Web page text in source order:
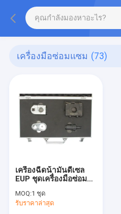
เครื่องมือซ่อมแซม (73)
เครื่องฉีดน้ํามันดีเซล
EUP ชุดเครื่องมือซ่อมบํา
MOQ:1 ชุด
รับราคาล่าสุด